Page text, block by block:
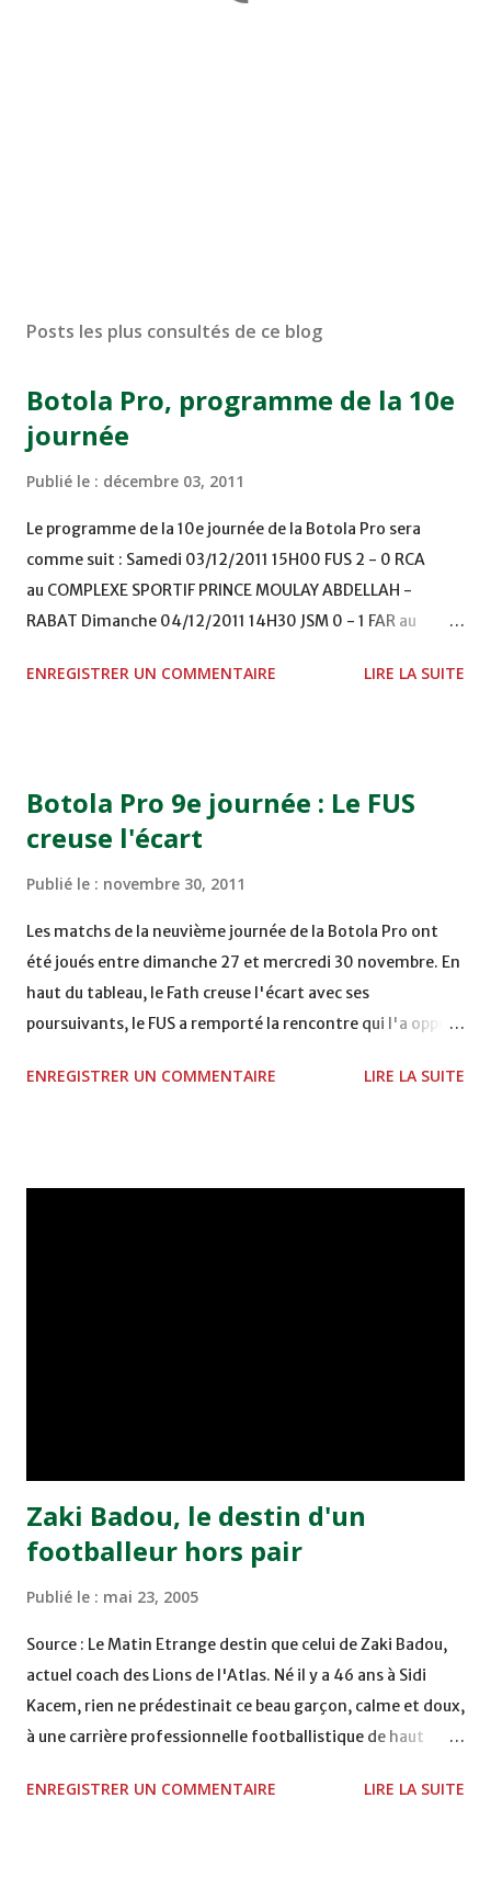
Posts les plus consultés de ce blog
Botola Pro, programme de la 10e
journée
Publié le : décembre 03, 2011
Le programme de la 10e journée de la Botola Pro sera
comme suit : Samedi 03/12/2011 15H00 FUS 2 - 0 RCA
au COMPLEXE SPORTIF PRINCE MOULAY ABDELLAH -
RABAT Dimanche 04/12/2011 14H30 JSM 0 - 1 FAR au
TERRAIN EL ABDI - EL JADIDA 16h30 OCK 0 - 1 HUSA
Mardi 06/12/2011 15H00 WAF - OCS au COMPLEXE SPORTIF
DE FES - FES WAC - MAS Reporté pour cause de finale de la
ENREGISTRER UN COMMENTAIRE LIRE LA SUITE
Botola Pro 9e journée : Le FUS
creuse l'écart
Publié le : novembre 30, 2011
Les matchs de la neuvième journée de la Botola Pro ont
été joués entre dimanche 27 et mercredi 30 novembre. En
haut du tableau, le Fath creuse l'écart avec ses
poursuivants, le FUS a remporté la rencontre qui l'a opposé
2, Badr Kachani a ouvert la marque à la 38e pour les
ENREGISTRER UN COMMENTAIRE LIRE LA SUITE
Zaki Badou, le destin d'un
footballeur hors pair
Publié le : mai 23, 2005
Source : Le Matin Etrange destin que celui de Zaki Badou,
actuel coach des Lions de l'Atlas. Né il y a 46 ans à Sidi
Kacem, rien ne prédestinait ce beau garçon, calme et doux,
à une carrière professionnelle footballistique de haut
également féru des armes, le jeune Zaki aura sa première
ENREGISTRER UN COMMENTAIRE LIRE LA SUITE